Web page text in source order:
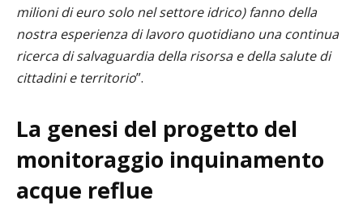
milioni di euro solo nel settore idrico) fanno della
nostra esperienza di lavoro quotidiano una continua
ricerca di salvaguardia della risorsa e della salute di
cittadini e territorio”.
La genesi del progetto del
monitoraggio inquinamento
acque reflue